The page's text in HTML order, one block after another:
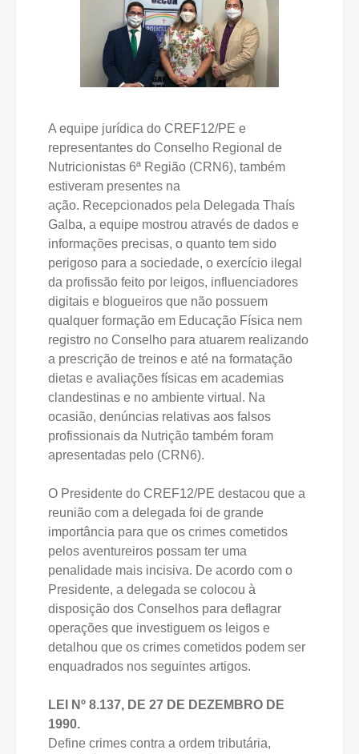
A equipe jurídica do CREF12/PE e
representantes do Conselho Regional de
Nutricionistas 6ª Região (CRN6), também
estiveram presentes na
ação. Recepcionados pela Delegada Thaís
Galba, a equipe mostrou através de dados e
informações precisas, o quanto tem sido
perigoso para a sociedade, o exercício ilegal
da profissão feito por leigos, influenciadores
digitais e blogueiros que não possuem
qualquer formação em Educação Física nem
registro no Conselho para atuarem realizando
a prescrição de treinos e até na formatação
dietas e avaliações físicas em academias
clandestinas e no ambiente virtual. Na
ocasião, denúncias relativas aos falsos
profissionais da Nutrição também foram
apresentadas pelo (CRN6).
O Presidente do CREF12/PE destacou que a
reunião com a delegada foi de grande
importância para que os crimes cometidos
pelos aventureiros possam ter uma
penalidade mais incisiva. De acordo com o
Presidente, a delegada se colocou à
disposição dos Conselhos para deflagrar
operações que investiguem os leigos e
detalhou que os crimes cometidos podem ser
enquadrados nos seguintes artigos.
LEI Nº 8.137, DE 27 DE DEZEMBRO DE
1990.
Define crimes contra a ordem tributária,